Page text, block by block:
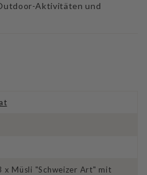
Aktivitäten und
x Müsli "Schweizer Art" mit